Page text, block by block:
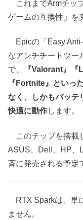
これまでArmチッ
ゲームの互換性」を
Epicの「Easy
なアンチチートツー
で、
『Valorant』
『Fortnite』といっ
なく、しかもバッテ
快適に動作します。
このチップを搭載
ASUS、Dell、HP、
斉に発売される予定
RTX Sparkは、単
ません。